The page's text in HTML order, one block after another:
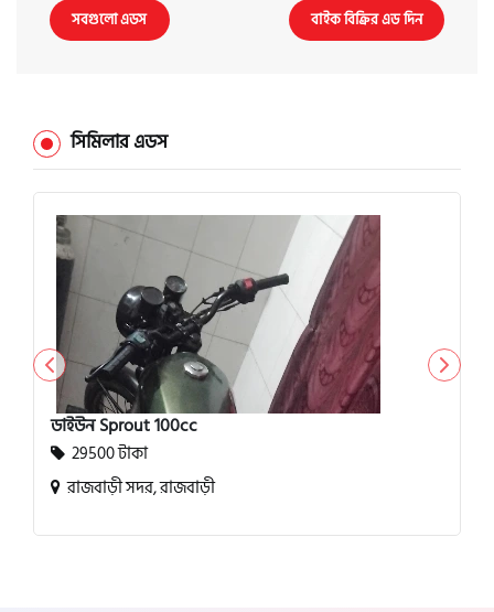
সবগুলো এডস বাইক বিক্রির এড দিন
সিমিলার এডস
ডাইউন Sprout 100cc
29500 টাকা
রাজবাড়ী সদর, রাজবাড়ী